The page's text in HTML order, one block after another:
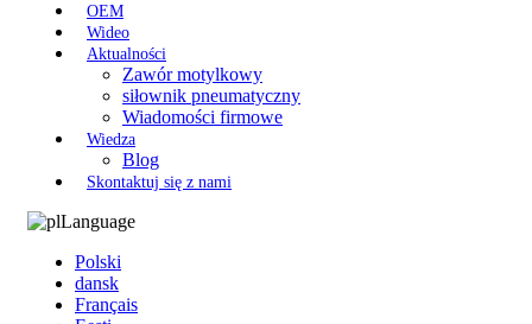
OEM
Wideo
Aktualności
Zawór motylkowy
siłownik pneumatyczny
Wiadomości firmowe
Wiedza
Blog
Skontaktuj się z nami
Language
Polski
dansk
Français